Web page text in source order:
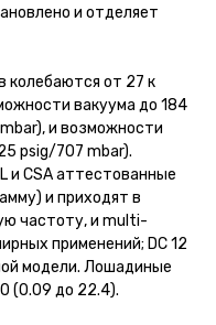
и отделяет
колебаются от 27 к
вакуума до 184
и возможности
psig/707 mbar).
и CSA аттестованные
и приходят в
частоту, и multi-
применений; DC 12
модели. Лошадиные
(0.09 до 22.4).